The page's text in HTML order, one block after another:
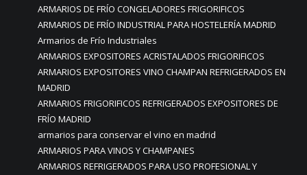
ARMARIOS DE FRÍO CONGELADORES FRIGORIFICOS
ARMARIOS DE FRÍO INDUSTRIAL PARA HOSTELERÍA MADRID
Armarios de Frío Industriales
ARMARIOS EXPOSITORES ACRISTALADOS FRIGORIFICOS
ARMARIOS EXPOSITORES VINO CHAMPAN REFRIGERADOS EN
MADRID
ARMARIOS FRIGORIFICOS REFRIGERADOS EXPOSITORES DE
FRÍO MADRID
armarios para conservar el vino en madrid
ARMARIOS PARA VINOS Y CHAMPANES
ARMARIOS REFRIGERADOS PARA USO PROFESIONAL Y